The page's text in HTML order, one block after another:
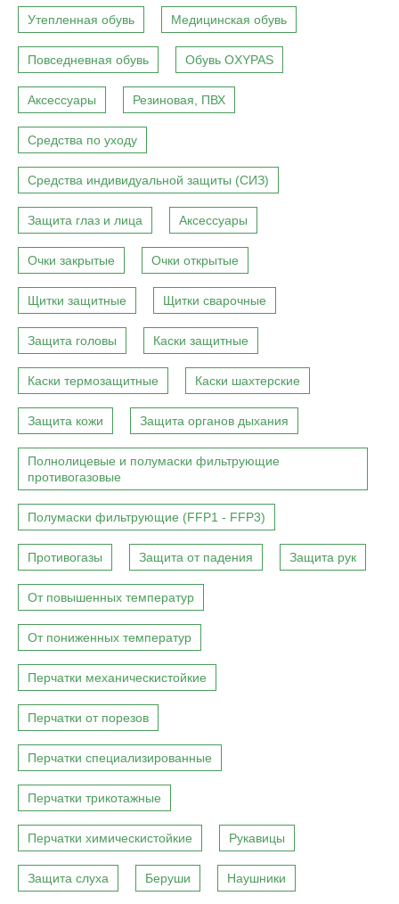
Утепленная обувь Медицинская обувь
Повседневная обувь Обувь OXYPAS
Аксессуары Резиновая, ПВХ
Средства по уходу
Средства индивидуальной защиты (СИЗ)
Защита глаз и лица Аксессуары
Очки закрытые Очки открытые
Щитки защитные Щитки сварочные
Защита головы Каски защитные
Каски термозащитные Каски шахтерские
Защита кожи Защита органов дыхания
Полнолицевые и полумаски фильтрующие
противогазовые
Полумаски фильтрующие (FFP1 - FFP3)
Противогазы Защита от падения Защита рук
От повышенных температур
От пониженных температур
Перчатки механическистойкие
Перчатки от порезов
Перчатки специализированные
Перчатки трикотажные
Перчатки химическистойкие Рукавицы
Защита слуха Беруши Наушники